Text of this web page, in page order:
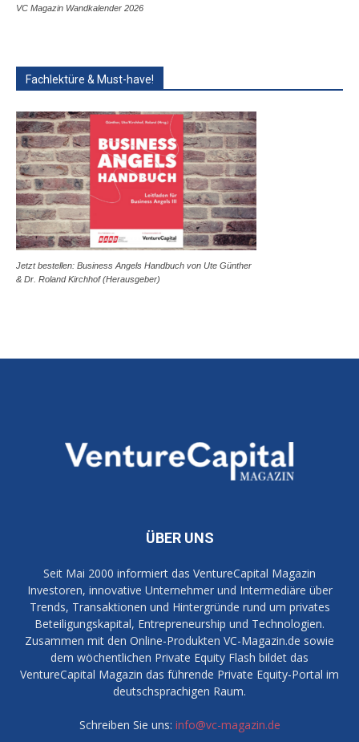
VC Magazin Wandkalender 2026
Fachlektüre & Must-have!
Jetzt bestellen: Business Angels Handbuch von Ute Günther
& Dr. Roland Kirchhof (Herausgeber)
ÜBER UNS
Seit Mai 2000 informiert das VentureCapital Magazin
Investoren, innovative Unternehmer und Intermediäre über
Trends, Transaktionen und Hintergründe rund um privates
Beteiligungskapital, Entrepreneurship und Technologien.
Zusammen mit den Online-Produkten VC-Magazin.de sowie
dem wöchentlichen Private Equity Flash bildet das
VentureCapital Magazin das führende Private Equity-Portal im
deutschsprachigen Raum.
Schreiben Sie uns: info@vc-magazin.de